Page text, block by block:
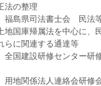
法の整理
島県司法書士会 民法
国庫帰属法を中心に、
らに関連する通達等
国建設研修センター研
地関係法人連絡会研修